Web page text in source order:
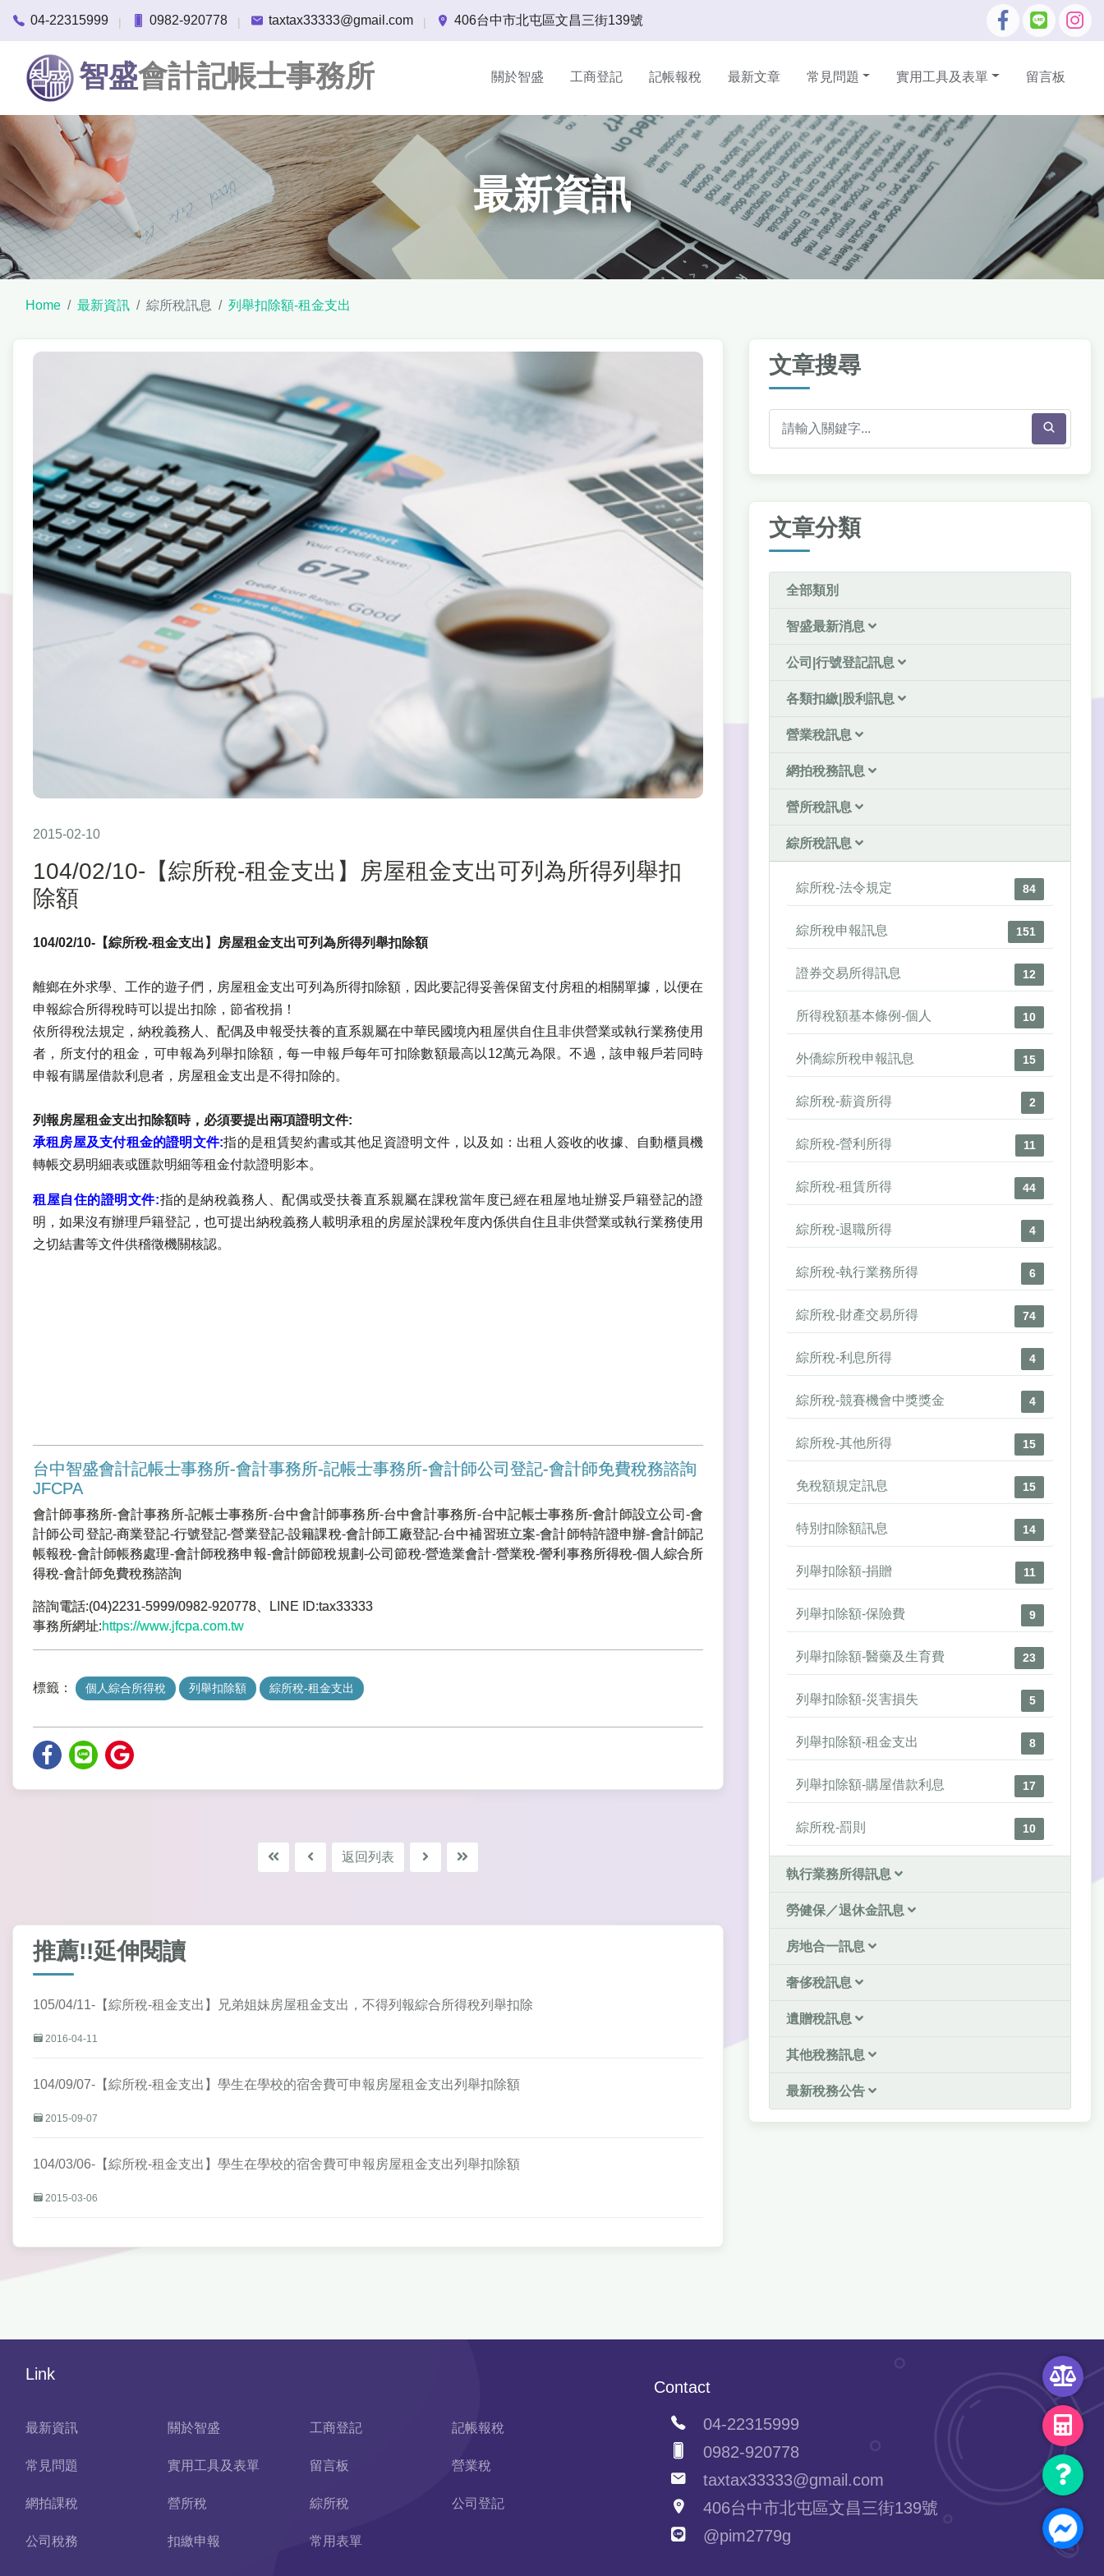
04-22315999 | 0982-920778 | taxtax33333@gmail.com | 406台中市北屯區文昌三街139號
智盛會計記帳士事務所 關於智盛 工商登記 記帳報稅 最新文章 常見問題 實用工具及表單 留言板
最新資訊
Home 最新資訊 綜所稅訊息 列舉扣除額-租金支出
2015-02-10
104/02/10-【綜所稅-租金支出】房屋租金支出可列為所得列舉扣
除額
104/02/10-【綜所稅-租金支出】房屋租金支出可列為所得列舉扣除額
離鄉在外求學、工作的遊子們，房屋租金支出可列為所得扣除額，因此要記得妥善保留支付房租的相關單據，以便在
申報綜合所得稅時可以提出扣除，節省稅捐！
依所得稅法規定，納稅義務人、配偶及申報受扶養的直系親屬在中華民國境內租屋供自住且非供營業或執行業務使用
者，所支付的租金，可申報為列舉扣除額，每一申報戶每年可扣除數額最高以12萬元為限。不過，該申報戶若同時
申報有購屋借款利息者，房屋租金支出是不得扣除的。
列報房屋租金支出扣除額時，必須要提出兩項證明文件:
承租房屋及支付租金的證明文件:指的是租賃契約書或其他足資證明文件，以及如：出租人簽收的收據、自動櫃員機
轉帳交易明細表或匯款明細等租金付款證明影本。
租屋自住的證明文件:指的是納稅義務人、配偶或受扶養直系親屬在課稅當年度已經在租屋地址辦妥戶籍登記的證
明，如果沒有辦理戶籍登記，也可提出納稅義務人載明承租的房屋於課稅年度內係供自住且非供營業或執行業務使用
之切結書等文件供稽徵機關核認。
台中智盛會計記帳士事務所-會計事務所-記帳士事務所-會計師公司登記-會計師免費稅務諮詢
JFCPA
會計師事務所-會計事務所-記帳士事務所-台中會計師事務所-台中會計事務所-台中記帳士事務所-會計師設立公司-會
計師公司登記-商業登記-行號登記-營業登記-設籍課稅-會計師工廠登記-台中補習班立案-會計師特許證申辦-會計師記
帳報稅-會計師帳務處理-會計師稅務申報-會計師節稅規劃-公司節稅-營造業會計-營業稅-謍利事務所得稅-個人綜合所
得稅-會計師免費稅務諮詢
諮詢電話:(04)2231-5999/0982-920778、LINE ID:tax33333
事務所網址:https://www.jfcpa.com.tw
標籤： 個人綜合所得稅 列舉扣除額 綜所稅-租金支出
返回列表
推薦!!延伸閱讀
105/04/11-【綜所稅-租金支出】兄弟姐妹房屋租金支出，不得列報綜合所得稅列舉扣除
2016-04-11
104/09/07-【綜所稅-租金支出】學生在學校的宿舍費可申報房屋租金支出列舉扣除額
2015-09-07
104/03/06-【綜所稅-租金支出】學生在學校的宿舍費可申報房屋租金支出列舉扣除額
2015-03-06
文章搜尋
文章分類
全部類別
智盛最新消息
公司|行號登記訊息
各類扣繳|股利訊息
營業稅訊息
網拍稅務訊息
營所稅訊息
綜所稅訊息
綜所稅-法令規定 84
綜所稅申報訊息 151
證券交易所得訊息 12
所得稅額基本條例-個人 10
外僑綜所稅申報訊息 15
綜所稅-薪資所得 2
綜所稅-營利所得 11
綜所稅-租賃所得 44
綜所稅-退職所得 4
綜所稅-執行業務所得 6
綜所稅-財產交易所得 74
綜所稅-利息所得 4
綜所稅-競賽機會中獎獎金 4
綜所稅-其他所得 15
免稅額規定訊息 15
特別扣除額訊息 14
列舉扣除額-捐贈 11
列舉扣除額-保險費 9
列舉扣除額-醫藥及生育費 23
列舉扣除額-災害損失 5
列舉扣除額-租金支出 8
列舉扣除額-購屋借款利息 17
綜所稅-罰則 10
執行業務所得訊息
勞健保／退休金訊息
房地合一訊息
奢侈稅訊息
遺贈稅訊息
其他稅務訊息
最新稅務公告
Link
最新資訊 關於智盛 工商登記 記帳報稅
常見問題 實用工具及表單 留言板 營業稅
網拍課稅 營所稅 綜所稅 公司登記
公司稅務 扣繳申報 常用表單
Contact
04-22315999
0982-920778
taxtax33333@gmail.com
406台中市北屯區文昌三街139號
@pim2779g